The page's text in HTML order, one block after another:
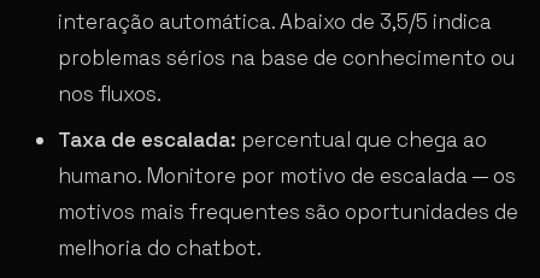
interação automática. Abaixo de 3,5/5 indica
problemas sérios na base de conhecimento ou
nos fluxos.
Taxa de escalada: percentual que chega ao
humano. Monitore por motivo de escalada — os
motivos mais frequentes são oportunidades de
melhoria do chatbot.